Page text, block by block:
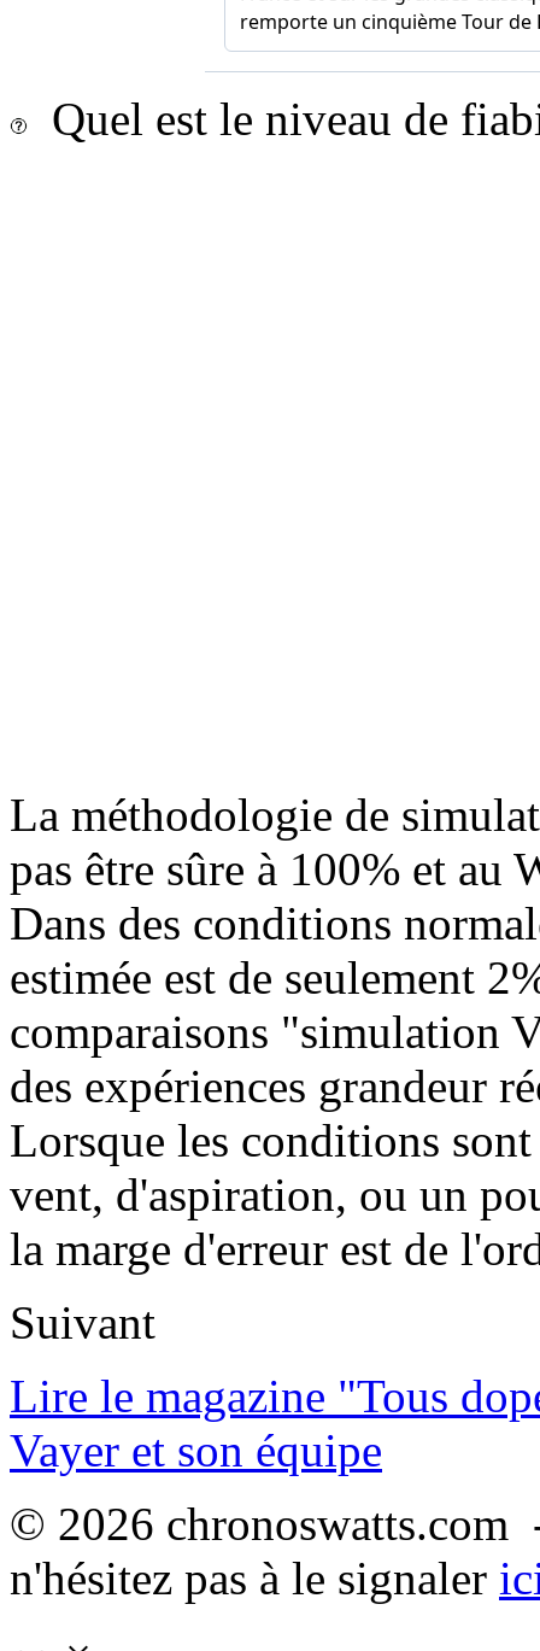
Quel est le niveau de
La méthodologie de
pas être sûre à 100% et au
Dans des conditions
estimée est de seulement
comparaisons "simulation
des expériences grandeur
Lorsque les conditions
vent, d'aspiration, ou un
la marge d'erreur est de
Suivant
Lire le magazine "Tous
Vayer et son équipe
© 2026
n'hésitez pas à le signaler